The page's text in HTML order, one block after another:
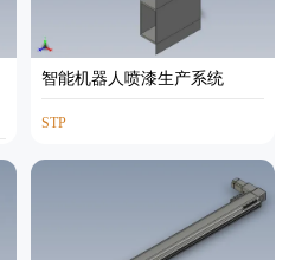
智能机器人喷漆生产系统
STP